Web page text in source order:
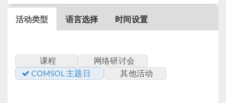
活动类型 语言选择 时间设置
课程
网络研讨会
COMSOL 主题日
其他活动